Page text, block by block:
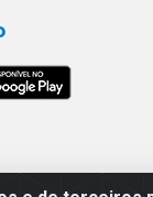
preços e